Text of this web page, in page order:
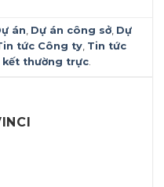
án Dự án công sở Dự
tức Công ty, Tin tức
kết thường trực.